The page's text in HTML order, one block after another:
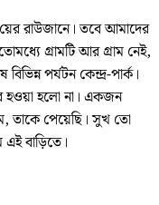
রাউজানে। তবে আমাদের
গ্রামটি আর গ্রাম নেই,
পর্যটন কেন্দ্র-পার্ক।
হওয়া হলো না। একজন
তাকে পেয়েছি। সুখ তো
এই বাড়িতে।